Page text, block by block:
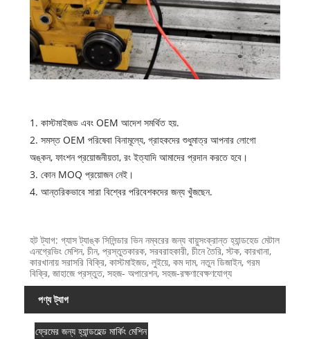
1. কাস্টমাইজড এবং OEM আদেশ সমর্থিত হয়.
2. সমস্ত OEM পরিষেবা বিনামূল্যে, গ্রাহকদের শুধুমাত্র আপনার লোগো
অঙ্কন, ফাংশন প্রয়োজনীয়তা, রং ইত্যাদি আমাদের প্রদান করতে হবে।
3. কোন MOQ প্রয়োজন নেই।
4. আন্তরিকভাবে সারা বিশ্বের পরিবেশকদের জন্য খুঁজছেন.
হট ট্যাগ: গ্যাস ট্যাঙ্ক সিলিন্ডার ভিন নম্বরের জন্য বায়ুসংক্রান্ত হ্যান্ডহেড মেটাল
এনগ্রেভিং মেশিন, চীন, প্রস্তুতকারক, সরবরাহকারী, চীনে তৈরি, স্টক, কারখানা,
কারখানায় সরাসরি বিক্রি, কাস্টমাইজড, লুইয়ে, কম দাম, নতুন ডিজাইন, গরম
বিক্রি, জাহাজে প্রস্তুত, সহজ- অপারেশন, সহজ-রক্ষণাবেক্ষণযোগ্য
পণ্য ট্যাগ
ফ্রেমের জন্য হ্যান্ডহেল্ড মার্কিং মেশিন